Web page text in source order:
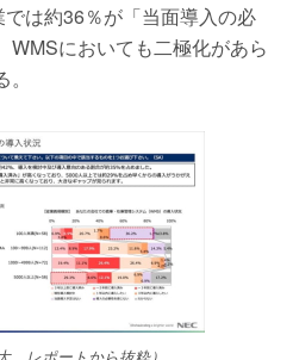
は約36％が「当面導入の必
WMSにおいても二極化があら